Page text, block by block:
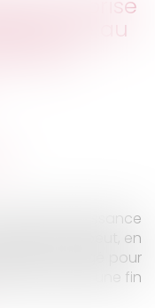
au
droit de jouissance
peut, en
du congé pour
constitue une fin